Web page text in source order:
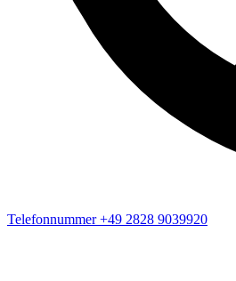
Telefonnummer +49 2828 9039920